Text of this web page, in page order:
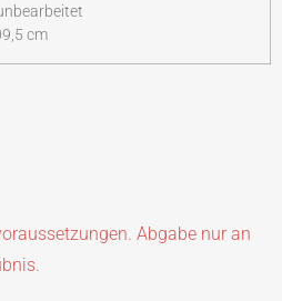
cm
Abgabe nur an